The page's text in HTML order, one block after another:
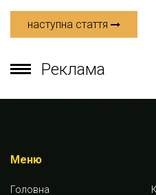
наступна стаття
Реклама
Меню
Головна